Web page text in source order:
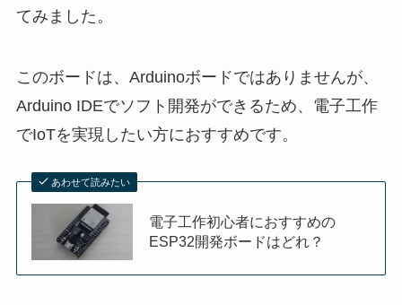
てみました。
このボードは、Arduinoボードではありませんが、
Arduino IDEでソフト開発ができるため、電子工作
でIoTを実現したい方におすすめです。
あわせて読みたい
電子工作初心者におすすめの
ESP32開発ボードはどれ？